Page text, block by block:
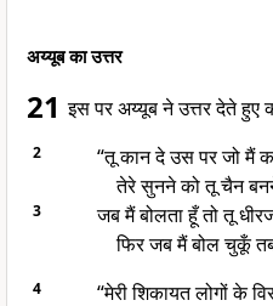
अय्यूब का उत्तर
21इस पर अय्यूब ने उत्तर देते हुए
2
“तू कान दे उस पर जो मैं
तेरे सुनने को तू चैन
3
जब मैं बोलता हूँ तो तू
फिर जब मैं बोल चुकूँ
4
“मेरी शिकायत लोगों के